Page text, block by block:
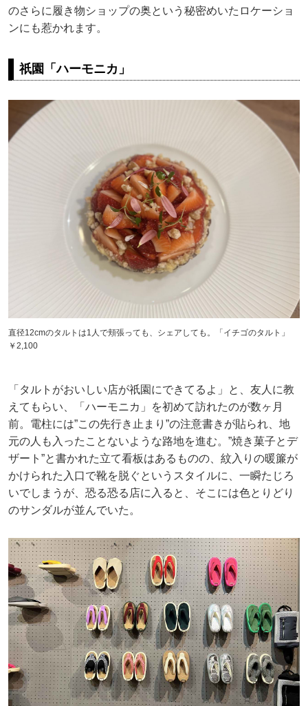
のさらに履き物ショップの奥という秘密めいたロケーショ
ンにも惹かれます。
祇園「ハーモニカ」
直径12cmのタルトは1人で頬張っても、シェアしても。「イチゴのタルト」
￥2,100
「タルトがおいしい店が祇園にできてるよ」と、友人に教
えてもらい、「ハーモニカ」を初めて訪れたのが数ヶ月
前。電柱には”この先行き止まり”の注意書きが貼られ、地
元の人も入ったことないような路地を進む。”焼き菓子とデ
ザート”と書かれた立て看板はあるものの、紋入りの暖簾が
かけられた入口で靴を脱ぐというスタイルに、一瞬たじろ
いでしまうが、恐る恐る店に入ると、そこには色とりどり
のサンダルが並んでいた。